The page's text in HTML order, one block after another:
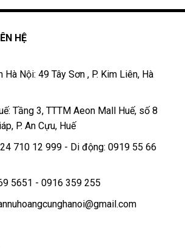
HỆ
Hà Nội: 49 Tây Sơn , P. Kim Liên, Hà
Tầng 3, TTTM Aeon Mall Huế, số 8
P. An Cựu, Huế
710 12 999 - Di động: 0919 55 66
5651 - 0916 359 255